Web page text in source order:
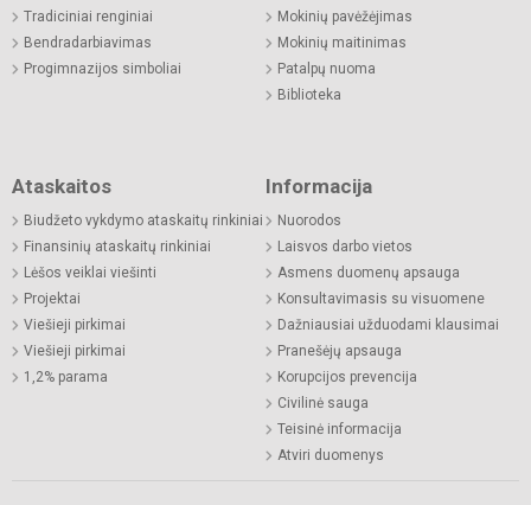
Tradiciniai renginiai
Bendradarbiavimas
Progimnazijos simboliai
Mokinių pavėžėjimas
Mokinių maitinimas
Patalpų nuoma
Biblioteka
Ataskaitos
Biudžeto vykdymo ataskaitų rinkiniai
Finansinių ataskaitų rinkiniai
Lėšos veiklai viešinti
Projektai
Viešieji pirkimai
Viešieji pirkimai
1,2% parama
Informacija
Nuorodos
Laisvos darbo vietos
Asmens duomenų apsauga
Konsultavimasis su visuomene
Dažniausiai užduodami klausimai
Pranešėjų apsauga
Korupcijos prevencija
Civilinė sauga
Teisinė informacija
Atviri duomenys